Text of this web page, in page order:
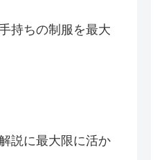
持ちの制服を最大
説に最大限に活か